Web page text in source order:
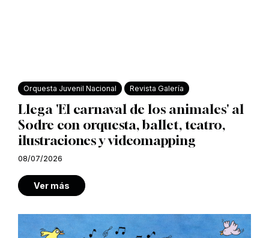
Orquesta Juvenil Nacional Revista Galería
Llega 'El carnaval de los animales' al
Sodre con orquesta, ballet, teatro,
ilustraciones y videomapping
08/07/2026
Ver más